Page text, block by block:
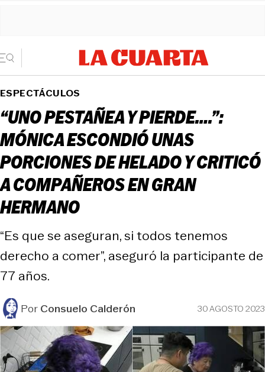
ESPECTÁCULOS
“UNO PESTAÑEA Y PIERDE….”:
MÓNICA ESCONDIÓ UNAS
PORCIONES DE HELADO Y CRITICÓ
A COMPAÑEROS EN GRAN
HERMANO
“Es que se aseguran, si todos tenemos
derecho a comer”, aseguró la participante de
77 años.
PorConsuelo Calderón 30 AGOSTO 2023